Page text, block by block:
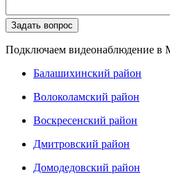
Подключаем видеонаблюдение в
Балашихинский район
Волоколамский район
Воскресенский район
Дмитровский район
Домодедовский район